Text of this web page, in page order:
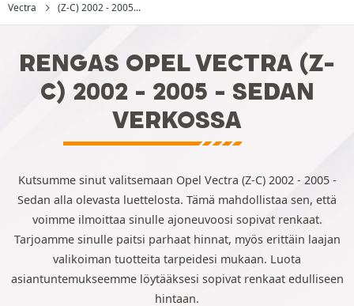
Vectra (Z-C) 2002 - 2005...
RENGAS OPEL VECTRA (Z-
C) 2002 - 2005 - SEDAN
VERKOSSA
Kutsumme sinut valitsemaan Opel Vectra (Z-C) 2002 - 2005 -
Sedan alla olevasta luettelosta. Tämä mahdollistaa sen, että
voimme ilmoittaa sinulle ajoneuvoosi sopivat renkaat.
Tarjoamme sinulle paitsi parhaat hinnat, myös erittäin laajan
valikoiman tuotteita tarpeidesi mukaan. Luota
asiantuntemukseemme löytääksesi sopivat renkaat edulliseen
hintaan.